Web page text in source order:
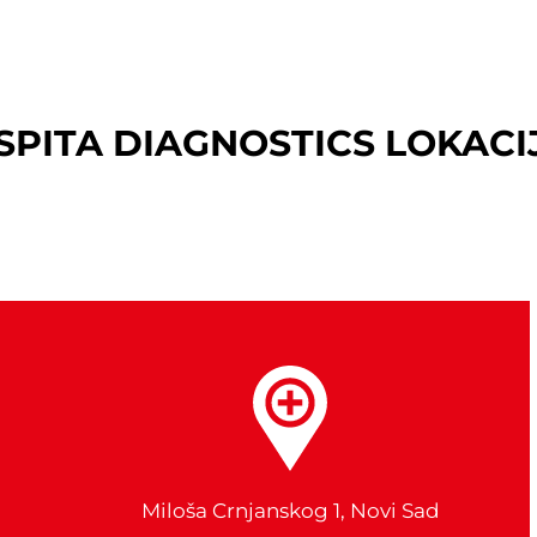
DIAGNOSTICS
Miloša Crnjanskog 1, Novi Sad